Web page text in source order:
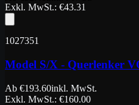
Exkl. MwSt.: €43.31
1027351
Model S/X - Querlenker
Ab €193.60inkl. MwSt.
Exkl. MwSt.: €160.00